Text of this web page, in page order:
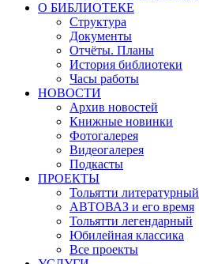
О БИБЛИОТЕКЕ
Структура
Документы
Отчёты. Планы
История библиотеки
Часы работы
НОВОСТИ
Архив новостей
Книжные новинки
Фотогалерея
Видеогалерея
Подкасты
ПРОЕКТЫ
Тольятти литературный
АВТОВАЗ и его время
Тольятти легендарный
Юбилейная классика
Все проекты